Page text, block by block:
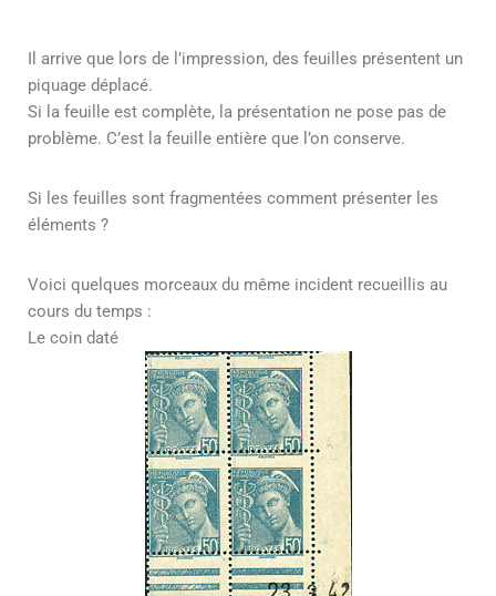
Il arrive que lors de l’impression, des feuilles présentent un
piquage déplacé.
Si la feuille est complète, la présentation ne pose pas de
problème. C’est la feuille entière que l’on conserve.
Si les feuilles sont fragmentées comment présenter les
éléments ?
Voici quelques morceaux du même incident recueillis au
cours du temps :
Le coin daté